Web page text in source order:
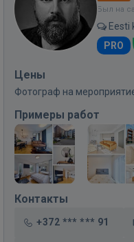
Был на
Eesti
PRO
Цены
Фотограф на
Примеры работ
Контакты
+372 *** *** 91